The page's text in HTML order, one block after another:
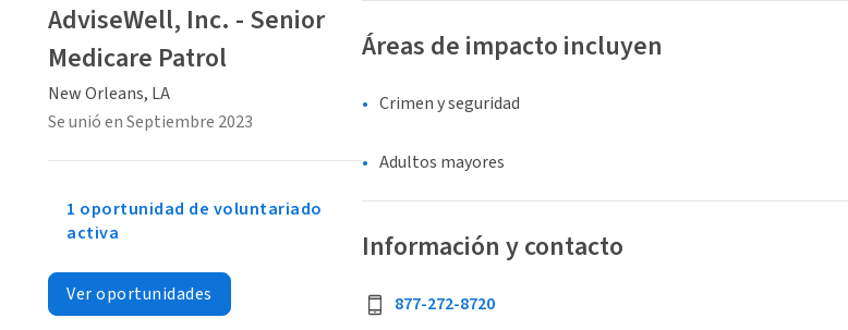
Áreas de impacto incluyen
Crimen y seguridad
Adultos mayores
Información y contacto
877-272-8720
AdviseWell, Inc. - Senior
Medicare Patrol
New Orleans, LA
Se unió en Septiembre 2023
1 oportunidad de voluntariado
activa
Ver oportunidades